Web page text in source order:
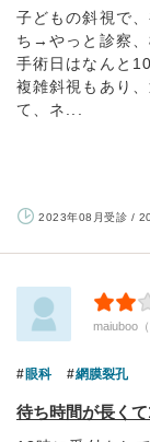
子どもの斜視で
ち→やっと診察、
手術日はなんと10
複雑斜視もあり
て、ネ...
2023年08月受診 /
maiuboo
眼科 網膜裂孔
待ち時間が長く